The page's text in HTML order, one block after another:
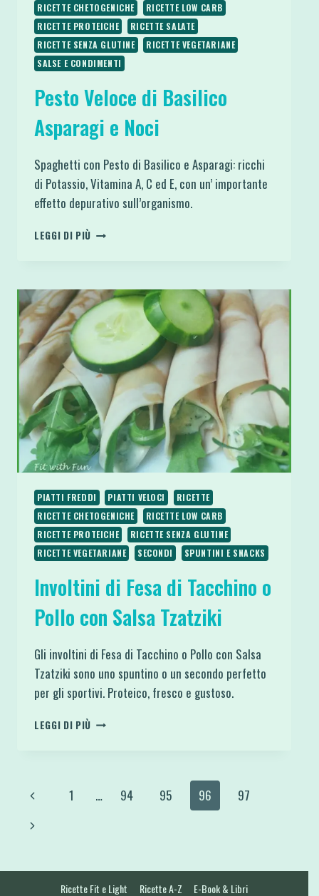
RICETTE CHETOGENICHE
RICETTE LOW CARB
RICETTE PROTEICHE
RICETTE SALATE
RICETTE SENZA GLUTINE
RICETTE VEGETARIANE
SALSE E CONDIMENTI
Pesto Veloce di Basilico
Asparagi e Noci
Spaghetti con Pesto di Basilico e Asparagi: ricchi
di Potassio, Vitamina A, C ed E, con un’ importante
effetto depurativo sull’organismo.
LEGGI DI PIÙ PESTO
ASPARAGI
E
NOCI
PIATTI FREDDI PIATTI VELOCI
RICETTE
RICETTE CHETOGENICHE
RICETTE LOW CARB
RICETTE PROTEICHE
RICETTE SENZA GLUTINE
RICETTE VEGETARIANE
SECONDI SPUNTINI E SNACKS
Involtini di Fesa di Tacchino o
Pollo con Salsa Tzatziki
Gli involtini di Fesa di Tacchino o Pollo con Salsa
Tzatziki sono uno spuntino o un secondo perfetto
per gli sportivi. Proteico, fresco e gustoso.
LEGGI DI PIÙ INVOLTINI
Navigazione
pagina
Pagina
Precedente
1 … 94 95 96
97
Pagina
Ricette Fit e Light Ricette A-Z E-Book & Libri